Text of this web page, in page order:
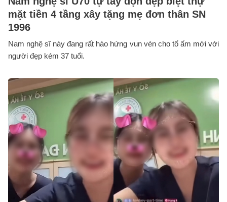
mặt tiền 4 tầng xây tặng mẹ đơn thân SN
1996
Nam nghệ sĩ này đang rất hào hứng vun vén cho tổ ấm mới với
người đẹp kém 37 tuổi.